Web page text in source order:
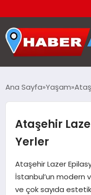
GÜNDEM
SPOR
TEKNOLOJI
Ana Sayfa Yaşam
Ataşehir
Yerler
Ataşehir Lazer
İstanbul’un modern
ve çok sayıda